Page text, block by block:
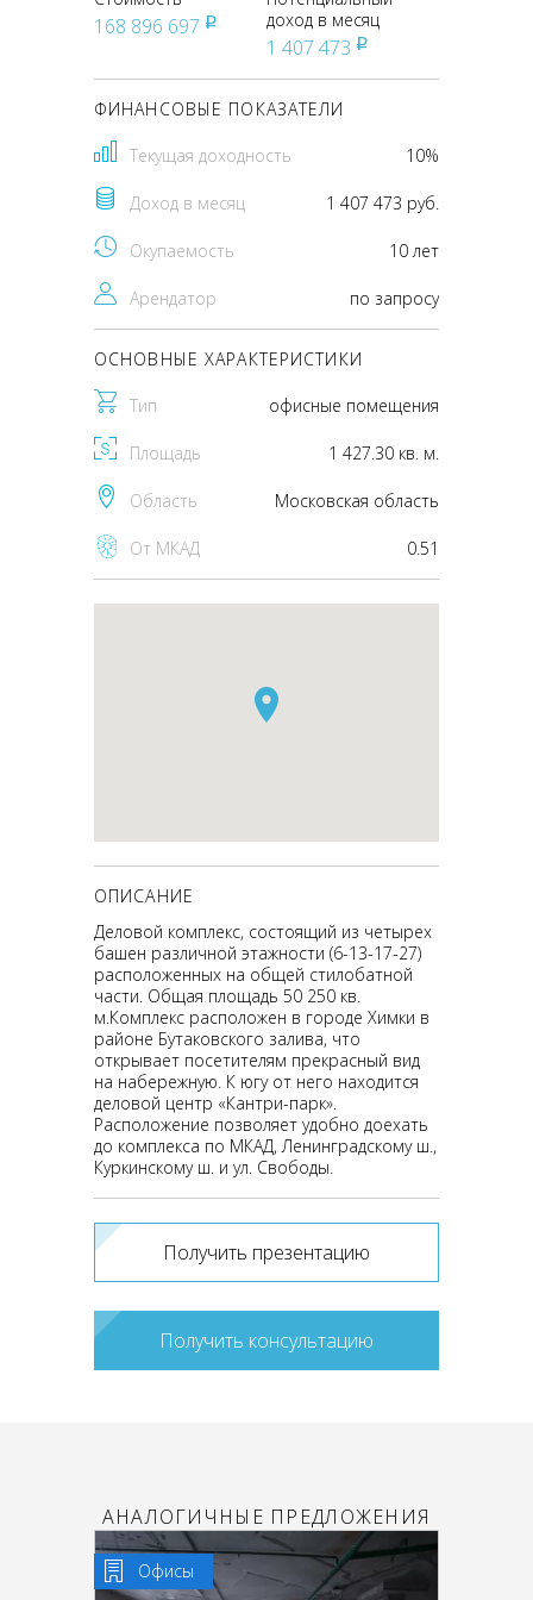
168 896 697 pуб
доход в месяц
1 407 473 pуб
ФИНАНСОВЫЕ ПОКАЗАТЕЛИ
Текущая доходность 10%
Доход в месяц 1 407 473 руб.
Окупаемость 10 лет
Арендатор по запросу
ОСНОВНЫЕ ХАРАКТЕРИСТИКИ
Тип офисные помещения
Площадь 1 427.30 кв. м.
Область Московская область
От МКАД 0.51
ОПИСАНИЕ
Деловой комплекс, состоящий из четырех
башен различной этажности (6-13-17-27)
расположенных на общей стилобатной
части. Общая площадь 50 250 кв.
м.Комплекс расположен в городе Химки в
районе Бутаковского залива, что
открывает посетителям прекрасный вид
на набережную. К югу от него находится
деловой центр «Кантри-парк».
Расположение позволяет удобно доехать
до комплекса по МКАД, Ленинградскому ш.,
Куркинскому ш. и ул. Свободы.
Получить презентацию
Получить консультацию
АНАЛОГИЧНЫЕ ПРЕДЛОЖЕНИЯ
Офисы